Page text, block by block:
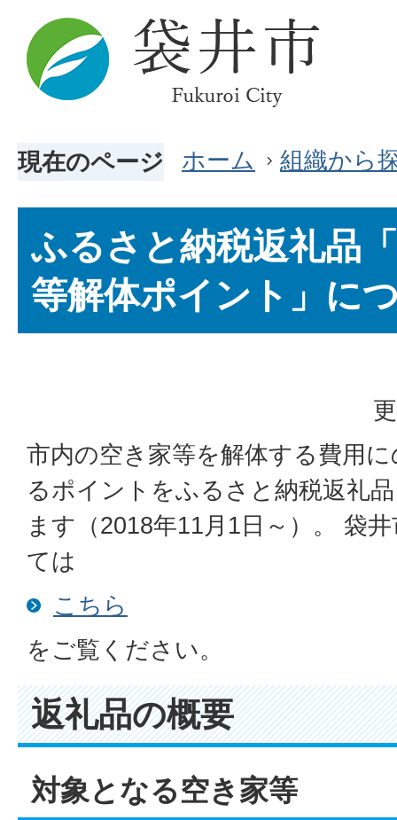
現在のページ ホーム 組織から
ふるさと納税返礼品
等解体ポイント」に
市内の空き家等を解体する費用
るポイントをふるさと納税返礼
ます（2018年11月1日～）。 袋
ては
こちら
をご覧ください。
返礼品の概要
対象となる空き家等